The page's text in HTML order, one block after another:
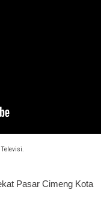
Pasar Cimeng Kota